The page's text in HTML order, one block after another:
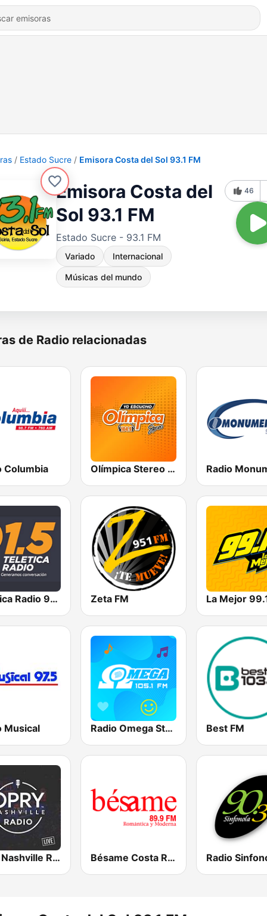
Estado Sucre Emisora Costa del Sol 93.1 FM
Emisora Costa del
Sol 93.1 FM
Estado Sucre - 93.1 FM
Variado Internacional
Músicas del mundo
46
de Radio relacionadas
Columbia Olímpica Stereo - Medellín 104.9 FM
Teletica Radio 91.5 FM Zeta FM La Mejor
Musical Radio Omega Stereo Best FM
Opry Nashville Radio Bésame Costa Rica Radio